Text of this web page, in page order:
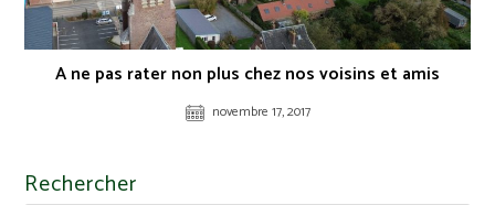
A ne pas rater non plus chez nos voisins et amis
novembre 17, 2017
Rechercher